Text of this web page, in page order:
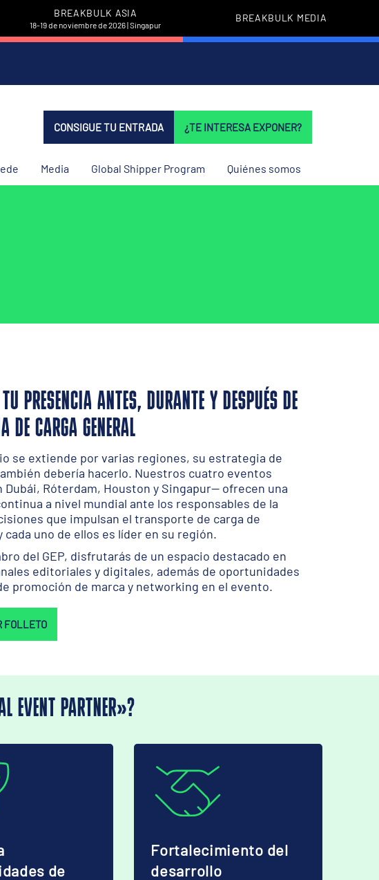
BREAKBULK ASIA
18-19 de noviembre de 2026 | Singapur
BREAKBULK MEDIA
CONSIGUE TU ENTRADA ¿TE INTERESA EXPONER?
Media Global Shipper Program Quiénes somos
PRESENCIA ANTES, DURANTE Y DESPUÉS DE
DE CARGA GENERAL
se extiende por varias regiones, su estrategia de
debería hacerlo. Nuestros cuatro eventos
Dubái, Róterdam, Houston y Singapur— ofrecen una
a nivel mundial ante los responsables de la
que impulsan el transporte de carga de
cada uno de ellos es líder en su región.
del GEP, disfrutarás de un espacio destacado en
editoriales y digitales, además de oportunidades
promoción de marca y networking en el evento.
FOLLETO
EVENT PARTNER»?
de
Fortalecimiento del
desarrollo